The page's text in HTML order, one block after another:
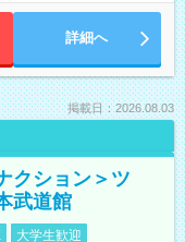
詳細へ
掲載日：2026.08.03
クション＞ツ
武道館
大学生歓迎